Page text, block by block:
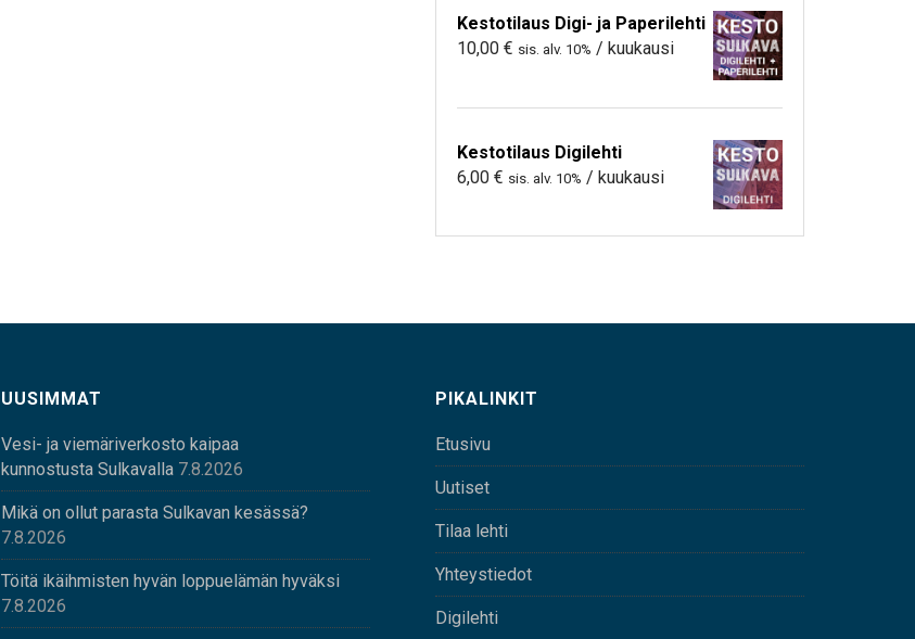
Kestotilaus Digi- ja Paperilehti
10,00 € sis. alv. 10% / kuukausi
Kestotilaus Digilehti
6,00 € sis. alv. 10% / kuukausi
UUSIMMAT
Vesi- ja viemäriverkosto kaipaa
kunnostusta Sulkavalla 7.8.2026
Mikä on ollut parasta Sulkavan kesässä?
7.8.2026
Töitä ikäihmisten hyvän loppuelämän hyväksi
7.8.2026
PIKALINKIT
Etusivu
Uutiset
Tilaa lehti
Yhteystiedot
Digilehti